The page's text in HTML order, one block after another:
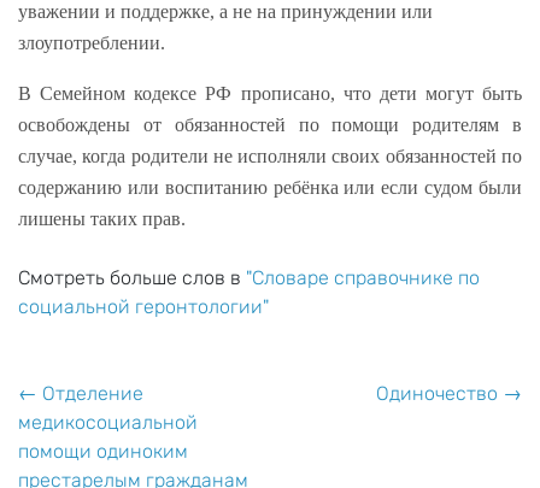
уважении и поддержке, а не на принуждении или
злоупотреблении.
В Семейном кодексе РФ прописано, что дети могут быть
освобождены от обязанностей по помощи родителям в
случае, когда родители не исполняли своих обязанностей по
содержанию или воспитанию ребёнка или если судом были
лишены таких прав.
Смотреть больше слов в "Словаре справочнике по
социальной геронтологии"
← Отделение
медикосоциальной
помощи одиноким
престарелым гражданам
Одиночество →